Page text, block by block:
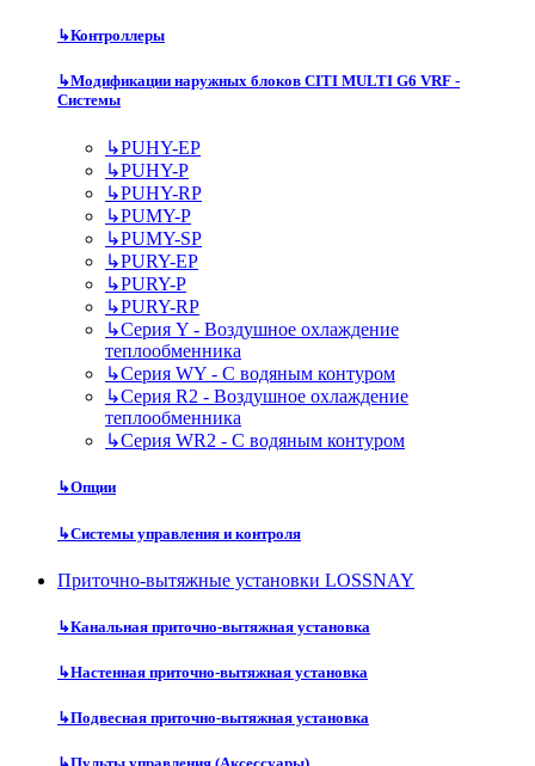
↳Контроллеры
↳Модификации наружных блоков CITI MULTI G6 VRF -
Системы
↳PUHY-EP
↳PUHY-P
↳PUHY-RP
↳PUMY-P
↳PUMY-SP
↳PURY-EP
↳PURY-P
↳PURY-RP
↳Серия Y - Воздушное охлаждение
теплообменника
↳Серия WY - С водяным контуром
↳Серия R2 - Воздушное охлаждение
теплообменника
↳Серия WR2 - С водяным контуром
↳Опции
↳Системы управления и контроля
Приточно-вытяжные установки LOSSNAY
↳Канальная приточно-вытяжная установка
↳Настенная приточно-вытяжная установка
↳Подвесная приточно-вытяжная установка